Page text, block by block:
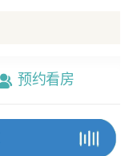
预约看房